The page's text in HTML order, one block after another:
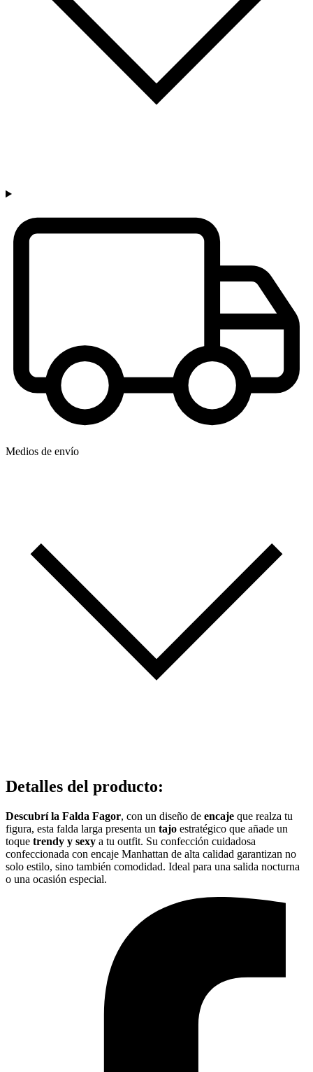
Medios de envío
Detalles del producto:
Descubrí la Falda Fagor, con un diseño de encaje que realza tu
figura, esta falda larga presenta un tajo estratégico que añade un
toque trendy y sexy a tu outfit. Su confección cuidadosa
confeccionada con encaje Manhattan de alta calidad garantizan no
solo estilo, sino también comodidad. Ideal para una salida nocturna
o una ocasión especial.